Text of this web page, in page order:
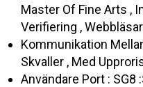
Master Of Fine Arts ,
Verifiering ,
Kommunikation
Skvaller , Med
Användare Port :